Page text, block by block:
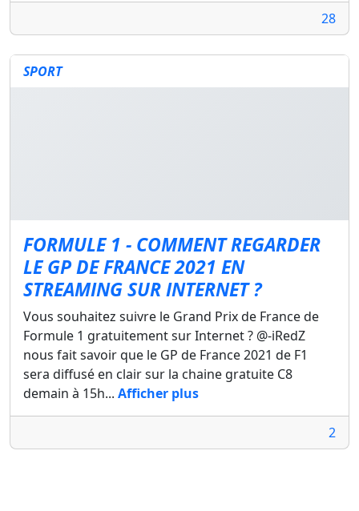
28
SPORT
FORMULE 1 - COMMENT REGARDER
LE GP DE FRANCE 2021 EN
STREAMING SUR INTERNET ?
Vous souhaitez suivre le Grand Prix de France de
Formule 1 gratuitement sur Internet ? @-iRedZ
nous fait savoir que le GP de France 2021 de F1
sera diffusé en clair sur la chaine gratuite C8
demain à 15h... Afficher plus
2